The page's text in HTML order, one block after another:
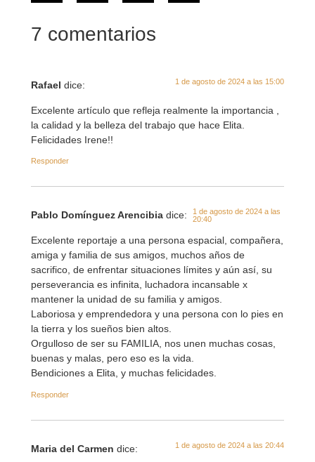
7 comentarios
Rafael dice: 1 de agosto de 2024 a las 15:00
Excelente artículo que refleja realmente la importancia ,
la calidad y la belleza del trabajo que hace Elita.
Felicidades Irene!!
Responder
Pablo Domínguez Arencibia dice:
1 de agosto de 2024 a las
20:40
Excelente reportaje a una persona espacial, compañera,
amiga y familia de sus amigos, muchos años de
sacrifico, de enfrentar situaciones límites y aún así, su
perseverancia es infinita, luchadora incansable x
mantener la unidad de su familia y amigos.
Laboriosa y emprendedora y una persona con lo pies en
la tierra y los sueños bien altos.
Orgulloso de ser su FAMILIA, nos unen muchas cosas,
buenas y malas, pero eso es la vida.
Bendiciones a Elita, y muchas felicidades.
Responder
Maria del Carmen dice: 1 de agosto de 2024 a las 20:44